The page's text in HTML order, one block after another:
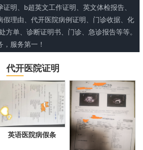
明、b超英文工作证明、英文体检报告、
假理由、代开医院病例证明、门诊收据、化
方单、诊断证明书、门诊、急诊报告等等。
服务第一！
代开医院证明
英语医院病假条